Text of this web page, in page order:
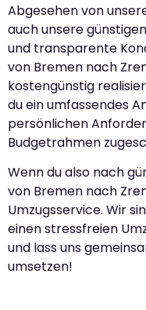
Abgesehen von
auch unsere
und transparente
von Bremen nach
kostengünstig
du ein umfassendes
persönlichen
Budgetrahmen
Wenn du also nach
von Bremen nach
Umzugsservice. Wir
einen stressfreien
und lass uns
umsetzen!